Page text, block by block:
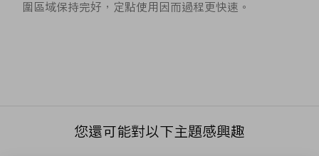
圍區域保持完好，定點使用因而過程更快速。
您還可能對以下主題感興趣